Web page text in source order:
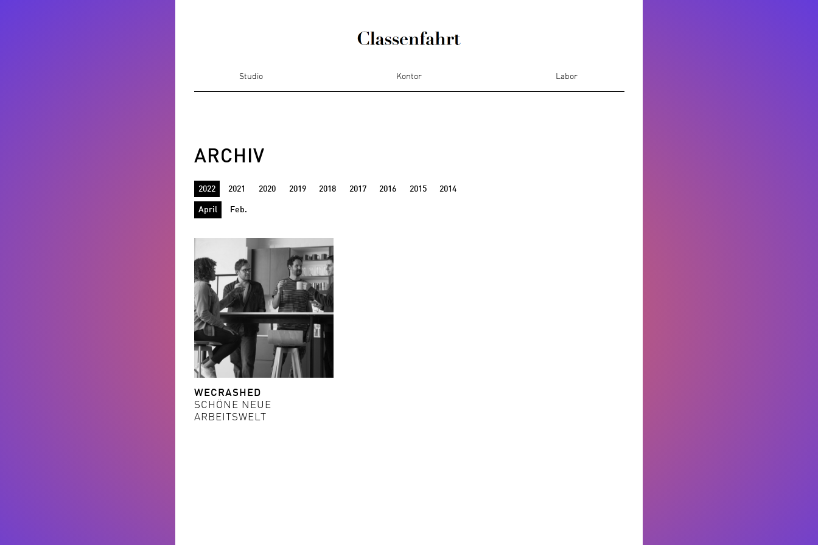
Studio Kontor Labor
ARCHIV
2022 2021 2020 2019 2018 2017 2016 2015 2014
April Feb.
WECRASHED
SCHÖNE NEUE
ARBEITSWELT